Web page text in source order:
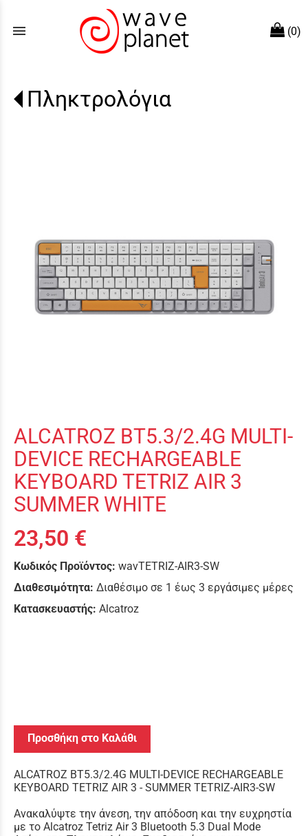
menu (0)
Πληκτρολόγια
ALCATROZ BT5.3/2.4G MULTI-
DEVICE RECHARGEABLE
KEYBOARD TETRIZ AIR 3
SUMMER WHITE
23,50 €
Κωδικός Προϊόντος: wavTETRIZ-AIR3-SW
Διαθεσιμότητα: Διαθέσιμο σε 1 έως 3 εργάσιμες μέρες
Κατασκευαστής: Alcatroz
Προσθήκη στο Καλάθι
ALCATROZ BT5.3/2.4G MULTI-DEVICE RECHARGEABLE
KEYBOARD TETRIZ AIR 3 - SUMMER TETRIZ-AIR3-SW
Ανακαλύψτε την άνεση, την απόδοση και την ευχρηστία
με το Alcatroz Tetriz Air 3 Bluetooth 5.3 Dual Mode